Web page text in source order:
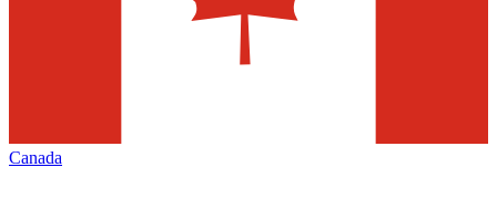
Canada